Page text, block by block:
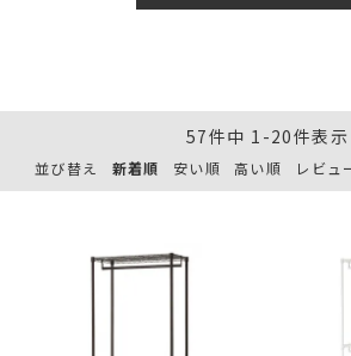
並び替え 新着順 安い順 高い順 レビュ
57件中 1 -20件表示